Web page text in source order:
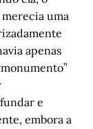
merecia uma
apenas
e
embora a